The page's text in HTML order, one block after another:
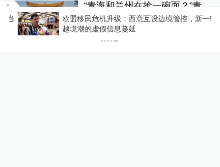
“青海和兰州在抢一碗面？”青
海媒体：这种说法，格局小了
中国政库 18小时前
欧盟移民危机升级：西意互设边境管控，新一轮
越境潮的虚假信息蔓延